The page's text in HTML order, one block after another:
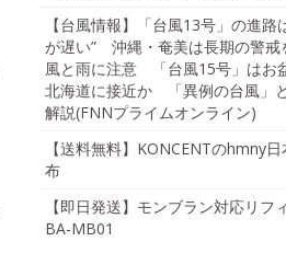
【台風情報】「台風13号」の進
が遅い” 沖縄・奄美は長期の警
風と雨に注意 「台風15号」はお
北海道に接近か 「異例の台風」
解説(FNNプライムオンライン)
【送料無料】KONCENTのhmny
布
【即日発送】モンブラン対応リフ
BA-MB01